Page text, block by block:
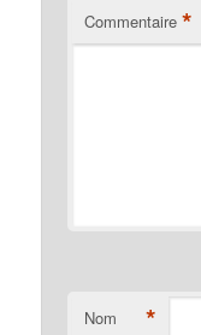
Commentaire *
Nom *